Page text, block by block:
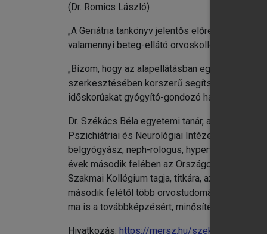
(Dr. Romics László)
„A Geriátria tankönyv jelentős előrelépés
valamennyi beteg-ellátó orvoskollégám
„Bízom, hogy az alapellátásban egyre több
szerkesztésében korszerű segítséget nyújtó
időskorúakat gyógyító-gondozó háziorvosi
Dr. Székács Béla egyetemi tanár, az MTA
Pszichiátriai és Neurológiai Intézetbe
belgyógyász, neph-rologus, hypertonologus
évek második felében az Országos
Szakmai Kollégium tagja, titkára, az
második felétől több orvostudományi
ma is a továbbképzésért, minősítésért felelős
Hivatkozás: https://mersz.hu/szekacs-geriatria//